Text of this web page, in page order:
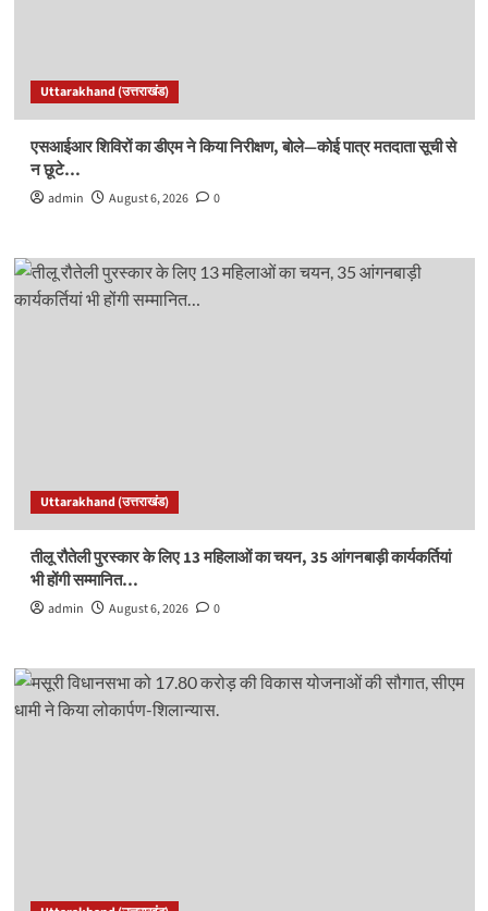
Uttarakhand (उत्तराखंड)
एसआईआर शिविरों का डीएम ने किया निरीक्षण, बोले—कोई पात्र मतदाता सूची से
न छूटे…
admin August 6, 2026 0
Uttarakhand (उत्तराखंड)
तीलू रौतेली पुरस्कार के लिए 13 महिलाओं का चयन, 35 आंगनबाड़ी कार्यकर्तियां
भी होंगी सम्मानित…
admin August 6, 2026 0